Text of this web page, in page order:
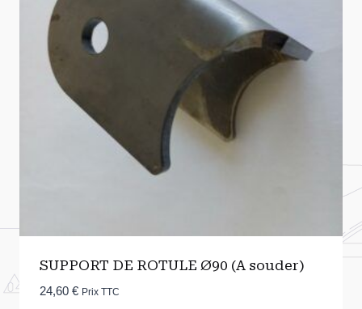
SUPPORT DE ROTULE Ø90 (A souder)
24,60 € Prix TTC